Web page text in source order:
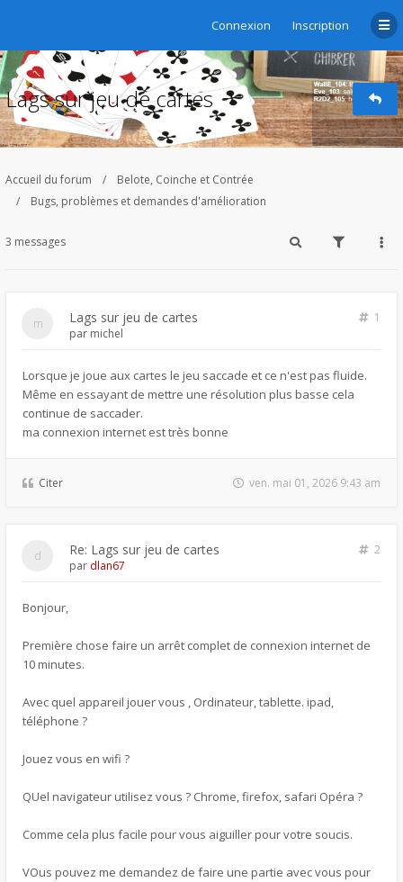
Connexion Inscription
Lags sur jeu de cartes
Accueil du forum
Belote, Coinche et Contrée
Bugs, problèmes et demandes d'amélioration
3 messages
Lags sur jeu de cartes
1
par michel
Lorsque je joue aux cartes le jeu saccade et ce n'est pas fluide.
Même en essayant de mettre une résolution plus basse cela
continue de saccader.
ma connexion internet est très bonne
Citer ven. mai 01, 2026 9:43 am
Re: Lags sur jeu de cartes
2
par dlan67
Bonjour,
Première chose faire un arrêt complet de connexion internet de
10 minutes.
Avec quel appareil jouer vous , Ordinateur, tablette. ipad,
téléphone ?
Jouez vous en wifi ?
QUel navigateur utilisez vous ? Chrome, firefox, safari Opéra ?
Comme cela plus facile pour vous aiguiller pour votre soucis.
VOus pouvez me demandez de faire une partie avec vous pour